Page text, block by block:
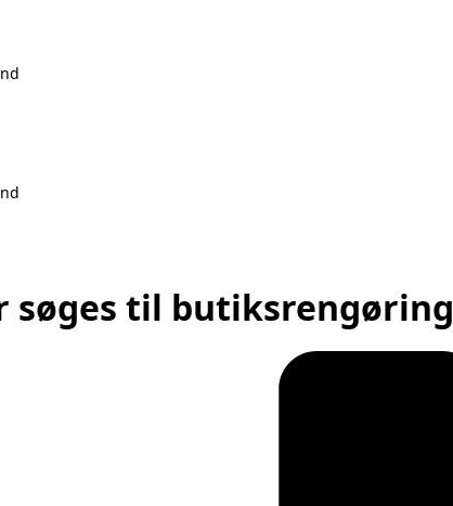
søges til butiksrengøring